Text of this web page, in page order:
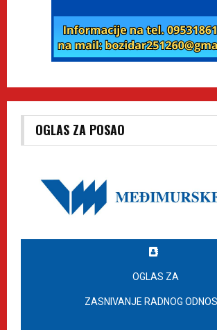
OGLAS ZA POSAO
OGLAS ZA
ZASNIVANJE RADNOG